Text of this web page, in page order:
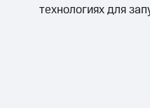
технологиях для